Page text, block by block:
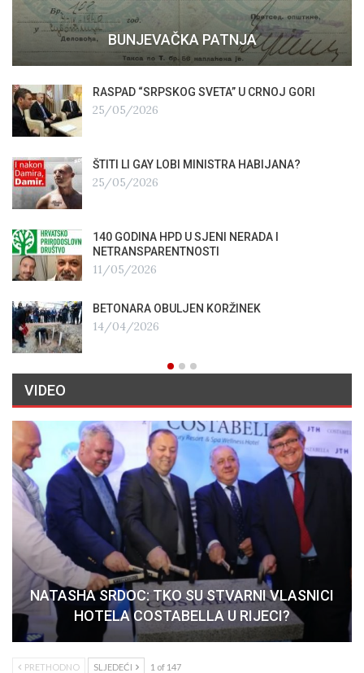
BUNJEVAČKA PATNJA
RASPAD “SRPSKOG SVETA” U CRNOJ GORI
25/05/2026
ŠTITI LI GAY LOBI MINISTRA HABIJANA?
25/05/2026
140 GODINA HPD U SJENI NERADA I
NETRANSPARENTNOSTI
11/05/2026
BETONARA OBULJEN KORŽINEK
14/04/2026
VIDEO
NATASHA SRDOC: TKO SU STVARNI VLASNICI
HOTELA COSTABELLA U RIJECI?
PRETHODNO SLJEDEĆI 1 of 147